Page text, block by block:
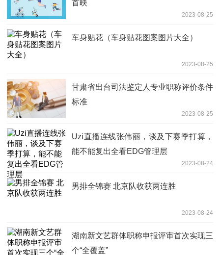
首映
2023-08-25
车身贴花（车身贴花图案图片大全）
2023-08-25
甘肃省出台司法鉴定人专业职称评价条件
标准
2023-08-25
Uzi直播连线张伟丽，谈及下赛季打算，
能不能复出全看EDG管理层
2023-08-24
男排全锦赛 北京队收获两连胜
2023-08-24
湖南新文艺群体职称申报评审首次实现三
个“全覆盖”